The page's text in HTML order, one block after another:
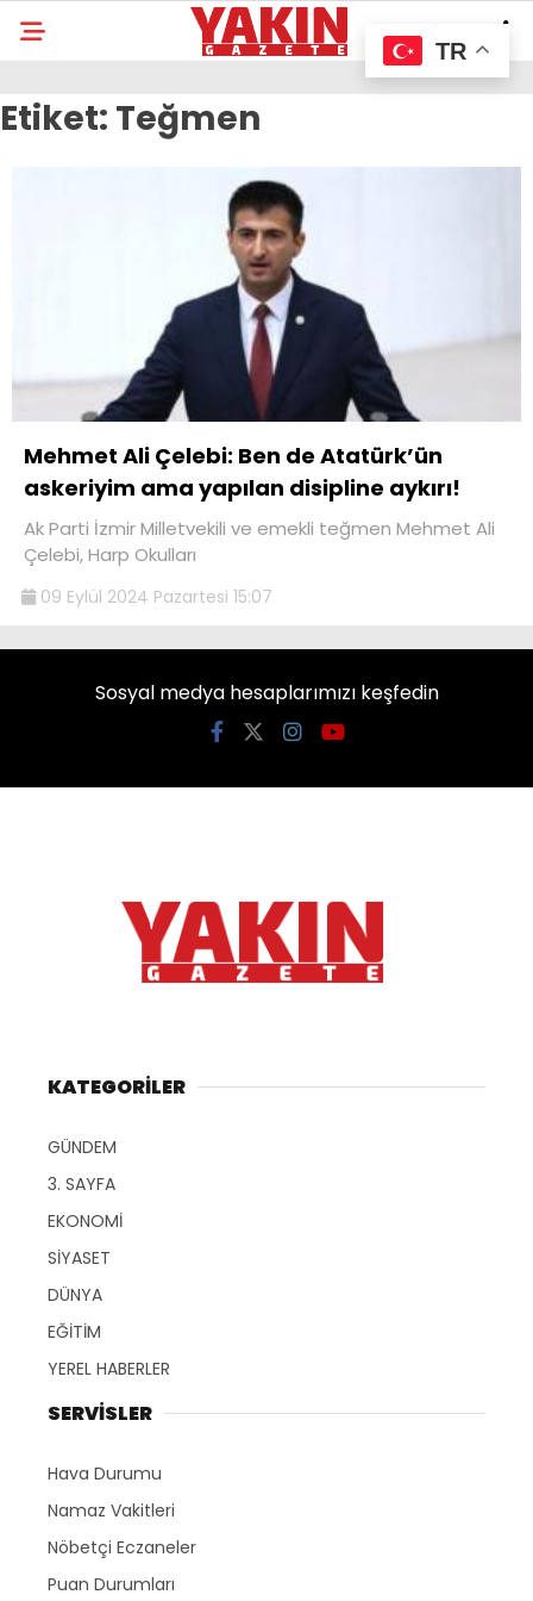
Etiket: Teğmen
Mehmet Ali Çelebi: Ben de Atatürk’ün
askeriyim ama yapılan disipline aykırı!
Ak Parti İzmir Milletvekili ve emekli teğmen Mehmet Ali
Çelebi, Harp Okulları
09 Eylül 2024 Pazartesi 15:07
Sosyal medya hesaplarımızı keşfedin
KATEGORİLER
GÜNDEM
3. SAYFA
EKONOMİ
SİYASET
DÜNYA
EĞİTİM
YEREL HABERLER
SERVİSLER
Hava Durumu
Namaz Vakitleri
Nöbetçi Eczaneler
Puan Durumları
TR